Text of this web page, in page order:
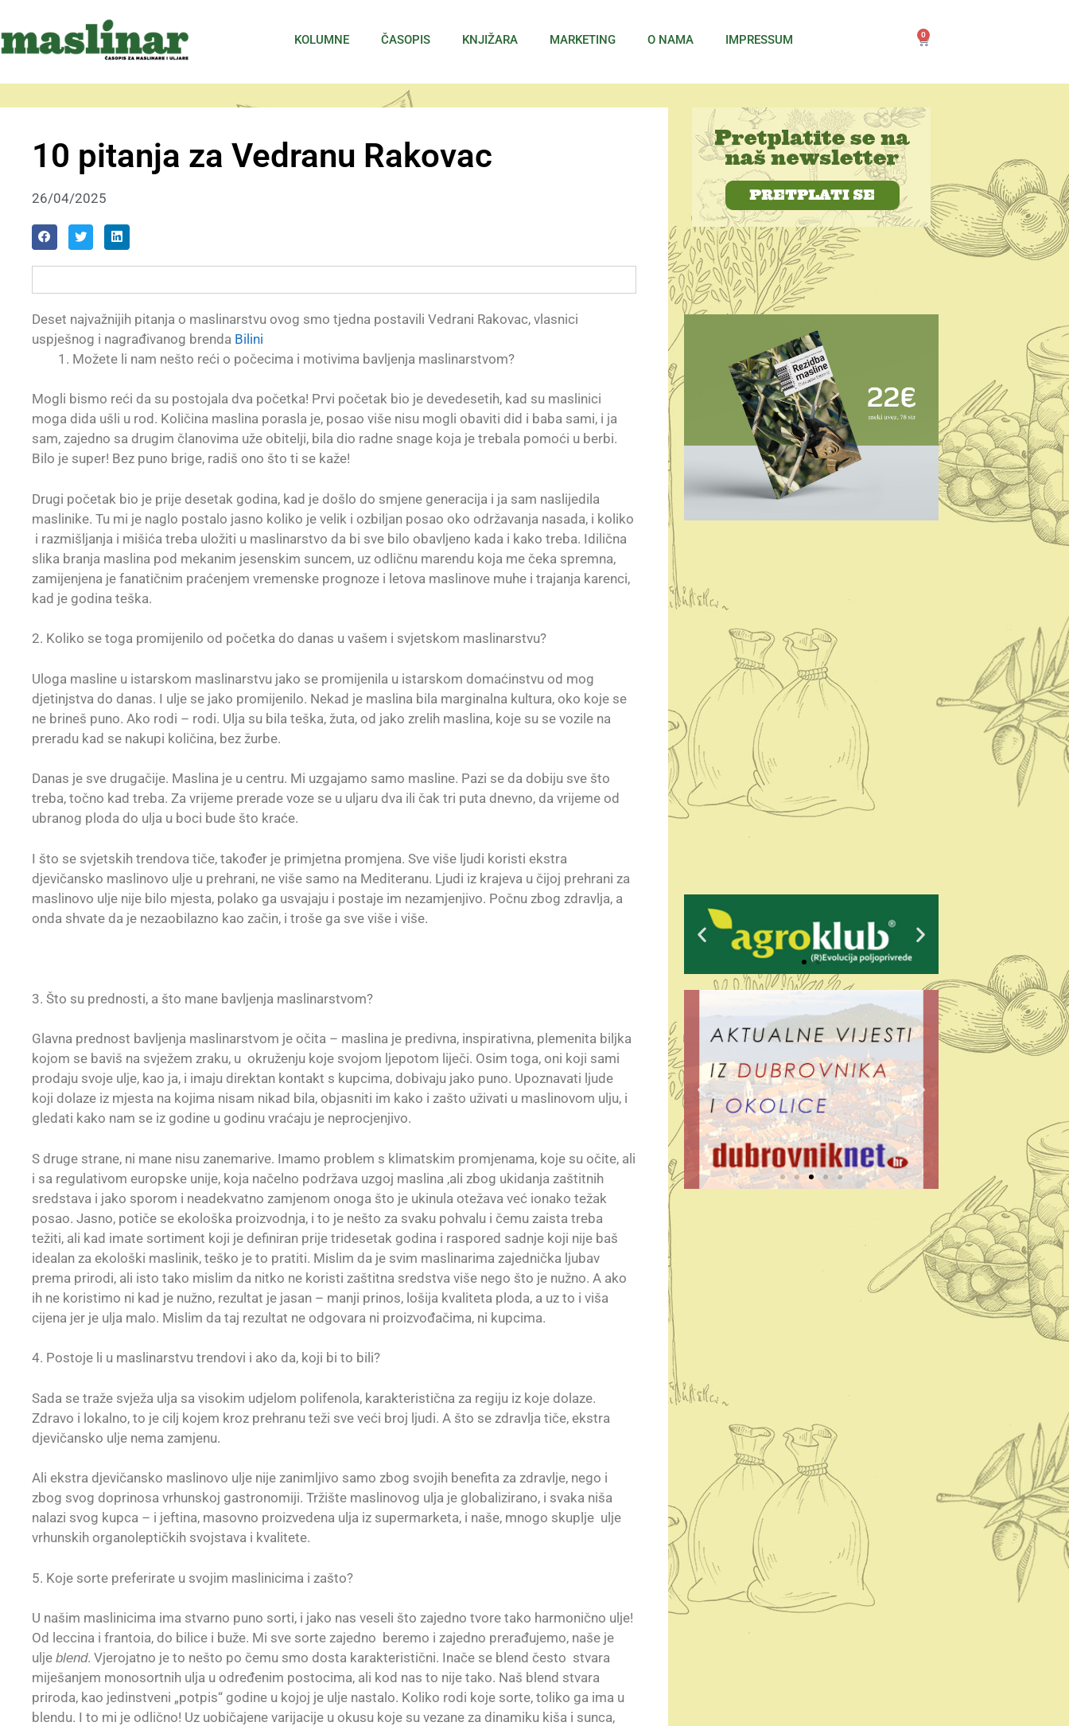
KOLUMNE ČASOPIS KNJIŽARA MARKETING O NAMA IMPRESSUM 0
10 pitanja za Vedranu Rakovac
26/04/2025
Deset najvažnijih pitanja o maslinarstvu ovog smo tjedna postavili Vedrani Rakovac, vlasnici
uspješnog i nagrađivanog brenda Bilini
Možete li nam nešto reći o počecima i motivima bavljenja maslinarstvom?
Mogli bismo reći da su postojala dva početka! Prvi početak bio je devedesetih, kad su maslinici
moga dida ušli u rod. Količina maslina porasla je, posao više nisu mogli obaviti did i baba sami, i ja
sam, zajedno sa drugim članovima uže obitelji, bila dio radne snage koja je trebala pomoći u berbi.
Bilo je super! Bez puno brige, radiš ono što ti se kaže!
Drugi početak bio je prije desetak godina, kad je došlo do smjene generacija i ja sam naslijedila
maslinike. Tu mi je naglo postalo jasno koliko je velik i ozbiljan posao oko održavanja nasada, i koliko
i razmišljanja i mišića treba uložiti u maslinarstvo da bi sve bilo obavljeno kada i kako treba. Idilična
slika branja maslina pod mekanim jesenskim suncem, uz odličnu marendu koja me čeka spremna,
zamijenjena je fanatičnim praćenjem vremenske prognoze i letova maslinove muhe i trajanja karenci,
kad je godina teška.
2. Koliko se toga promijenilo od početka do danas u vašem i svjetskom maslinarstvu?
Uloga masline u istarskom maslinarstvu jako se promijenila u istarskom domaćinstvu od mog
djetinjstva do danas. I ulje se jako promijenilo. Nekad je maslina bila marginalna kultura, oko koje se
ne brineš puno. Ako rodi – rodi. Ulja su bila teška, žuta, od jako zrelih maslina, koje su se vozile na
preradu kad se nakupi količina, bez žurbe.
Danas je sve drugačije. Maslina je u centru. Mi uzgajamo samo masline. Pazi se da dobiju sve što
treba, točno kad treba. Za vrijeme prerade voze se u uljaru dva ili čak tri puta dnevno, da vrijeme od
ubranog ploda do ulja u boci bude što kraće.
I što se svjetskih trendova tiče, također je primjetna promjena. Sve više ljudi koristi ekstra
djevičansko maslinovo ulje u prehrani, ne više samo na Mediteranu. Ljudi iz krajeva u čijoj prehrani za
maslinovo ulje nije bilo mjesta, polako ga usvajaju i postaje im nezamjenjivo. Počnu zbog zdravlja, a
onda shvate da je nezaobilazno kao začin, i troše ga sve više i više.
3. Što su prednosti, a što mane bavljenja maslinarstvom?
Glavna prednost bavljenja maslinarstvom je očita – maslina je predivna, inspirativna, plemenita biljka
kojom se baviš na svježem zraku, u okruženju koje svojom ljepotom liječi. Osim toga, oni koji sami
prodaju svoje ulje, kao ja, i imaju direktan kontakt s kupcima, dobivaju jako puno. Upoznavati ljude
koji dolaze iz mjesta na kojima nisam nikad bila, objasniti im kako i zašto uživati u maslinovom ulju, i
gledati kako nam se iz godine u godinu vraćaju je neprocjenjivo.
S druge strane, ni mane nisu zanemarive. Imamo problem s klimatskim promjenama, koje su očite, ali
i sa regulativom europske unije, koja načelno podržava uzgoj maslina ,ali zbog ukidanja zaštitnih
sredstava i jako sporom i neadekvatno zamjenom onoga što je ukinula otežava već ionako težak
posao. Jasno, potiče se ekološka proizvodnja, i to je nešto za svaku pohvalu i čemu zaista treba
težiti, ali kad imate sortiment koji je definiran prije tridesetak godina i raspored sadnje koji nije baš
idealan za ekološki maslinik, teško je to pratiti. Mislim da je svim maslinarima zajednička ljubav
prema prirodi, ali isto tako mislim da nitko ne koristi zaštitna sredstva više nego što je nužno. A ako
ih ne koristimo ni kad je nužno, rezultat je jasan – manji prinos, lošija kvaliteta ploda, a uz to i viša
cijena jer je ulja malo. Mislim da taj rezultat ne odgovara ni proizvođačima, ni kupcima.
4. Postoje li u maslinarstvu trendovi i ako da, koji bi to bili?
Sada se traže svježa ulja sa visokim udjelom polifenola, karakteristična za regiju iz koje dolaze.
Zdravo i lokalno, to je cilj kojem kroz prehranu teži sve veći broj ljudi. A što se zdravlja tiče, ekstra
djevičansko ulje nema zamjenu.
Ali ekstra djevičansko maslinovo ulje nije zanimljivo samo zbog svojih benefita za zdravlje, nego i
zbog svog doprinosa vrhunskoj gastronomiji. Tržište maslinovog ulja je globalizirano, i svaka niša
nalazi svog kupca – i jeftina, masovno proizvedena ulja iz supermarketa, i naše, mnogo skuplje ulje
vrhunskih organoleptičkih svojstava i kvalitete.
5. Koje sorte preferirate u svojim maslinicima i zašto?
U našim maslinicima ima stvarno puno sorti, i jako nas veseli što zajedno tvore tako harmonično ulje!
Od leccina i frantoia, do bilice i buže. Mi sve sorte zajedno beremo i zajedno prerađujemo, naše je
ulje blend. Vjerojatno je to nešto po čemu smo dosta karakteristični. Inače se blend često stvara
miješanjem monosortnih ulja u određenim postocima, ali kod nas to nije tako. Naš blend stvara
priroda, kao jedinstveni „potpis“ godine u kojoj je ulje nastalo. Koliko rodi koje sorte, toliko ga ima u
blendu. I to mi je odlično! Uz uobičajene varijacije u okusu koje su vezane za dinamiku kiša i sunca,